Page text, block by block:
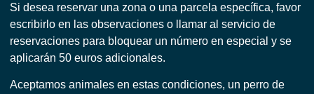
Si desea reservar una zona o una parcela específica, favor
escribirlo en las observaciones o llamar al servicio de
reservaciones para bloquear un número en especial y se
aplicarán 50 euros adicionales.
Aceptamos animales en estas condiciones, un perro de